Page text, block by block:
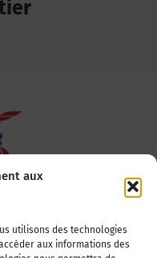
aux
utilisons des technologies
aux informations des
des Littoraux